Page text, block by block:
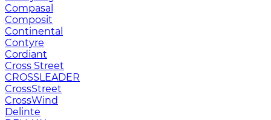
Compasal
Composit
Continental
Contyre
Cordiant
Cross Street
CROSSLEADER
CrossStreet
CrossWind
Delinte